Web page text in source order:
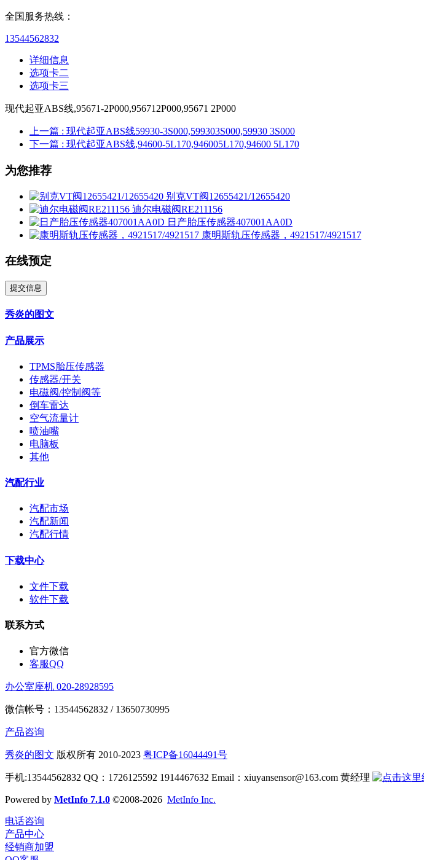
全国服务热线：
13544562832
详细信息
选项卡二
选项卡三
现代起亚ABS线,95671-2P000,956712P000,95671 2P000
上一篇 : 现代起亚ABS线59930-3S000,599303S000,59930 3S000
下一篇 : 现代起亚ABS线,94600-5L170,946005L170,94600 5L170
为您推荐
别克VT阀12655421/12655420
迪尔电磁阀RE211156
日产胎压传感器407001AA0D
康明斯轨压传感器，4921517/4921517
在线预定
提交信息
秀炎的图文
产品展示
TPMS胎压传感器
传感器/开关
电磁阀/控制阀等
倒车雷达
空气流量计
喷油嘴
电脑板
其他
汽配行业
汽配市场
汽配新闻
汽配行情
下载中心
文件下载
软件下载
联系方式
官方微信
客服QQ
办公室座机 020-28928595
微信帐号：13544562832 / 13650730995
产品咨询
秀炎的图文 版权所有 2010-2023 粤ICP备16044491号
手机:13544562832 QQ：1726125592 1914467632 Email：xiuyansensor@163.com 黄经理
Powered by MetInfo 7.1.0 ©2008-2026 MetInfo Inc.
电话咨询
产品中心
经销商加盟